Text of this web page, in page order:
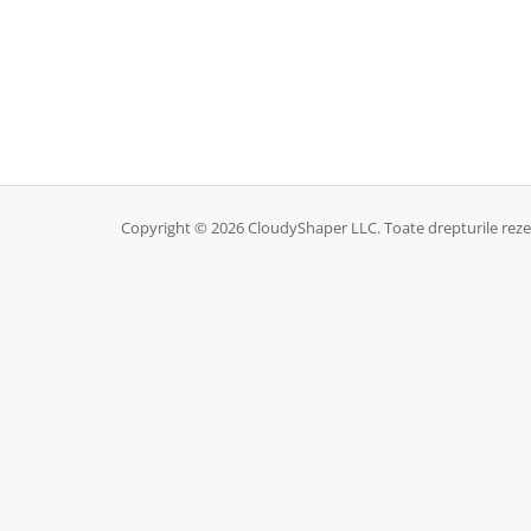
Copyright © 2026 CloudyShaper LLC. Toate drepturile